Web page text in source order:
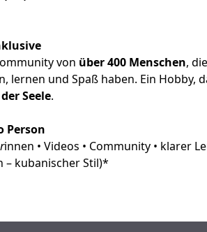
von über 400 Menschen,
lernen und Spaß haben. Ein Hobby,
Seele.
Person
innen • Videos • Community • klarer
– kubanischer Stil)*